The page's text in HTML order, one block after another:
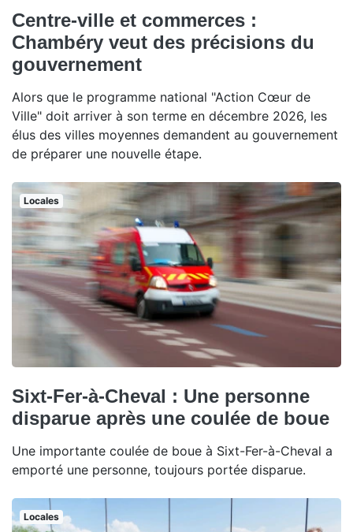
Centre-ville et commerces :
Chambéry veut des précisions du
gouvernement
Alors que le programme national "Action Cœur de
Ville" doit arriver à son terme en décembre 2026, les
élus des villes moyennes demandent au gouvernement
de préparer une nouvelle étape.
Locales
Sixt-Fer-à-Cheval : Une personne
disparue après une coulée de boue
Une importante coulée de boue à Sixt-Fer-à-Cheval a
emporté une personne, toujours portée disparue.
Locales